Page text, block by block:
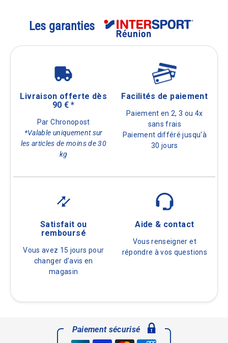
Les garanties
Livraison offerte dès
90 € *
Par Chronopost
*Valable uniquement sur
les articles de moins de 30
kg
Facilités de paiement
Paiement en 2, 3 ou 4x
sans frais
Paiement différé jusqu'à
30 jours
Satisfait ou
remboursé
Vous avez 15 jours pour
changer d'avis en
magasin
Aide & contact
Vous renseigner et
répondre à vos questions
Paiement sécurisé